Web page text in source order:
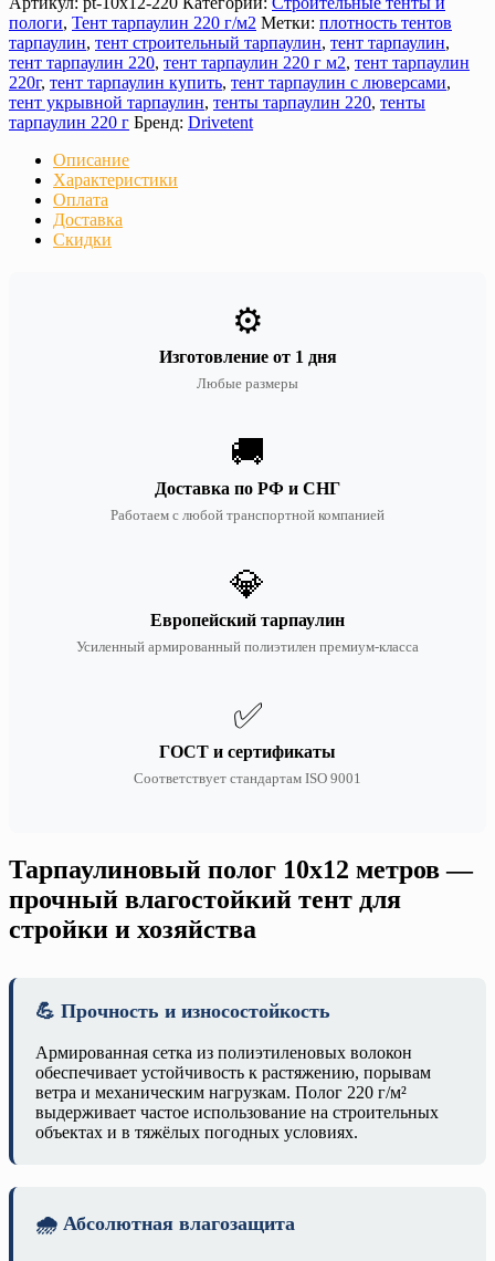
пологи, Тент тарпаулин 220 г/м2 Метки: плотность тентов
тарпаулин, тент строительный тарпаулин, тент тарпаулин,
тент тарпаулин 220, тент тарпаулин 220 г м2, тент тарпаулин
220г, тент тарпаулин купить, тент тарпаулин с люверсами,
тент укрывной тарпаулин, тенты тарпаулин 220, тенты
тарпаулин 220 г Бренд: Drivetent
Описание
Характеристики
Оплата
Доставка
Скидки
⚙️
Изготовление от 1 дня
Любые размеры
🚚
Доставка по РФ и СНГ
Работаем с любой транспортной компанией
💎
Европейский тарпаулин
Усиленный армированный полиэтилен премиум-класса
✅
ГОСТ и сертификаты
Соответствует стандартам ISO 9001
Тарпаулиновый полог 10х12 метров —
прочный влагостойкий тент для
стройки и хозяйства
💪 Прочность и износостойкость
Армированная сетка из полиэтиленовых волокон
обеспечивает устойчивость к растяжению, порывам
ветра и механическим нагрузкам. Полог 220 г/м²
выдерживает частое использование на строительных
объектах и в тяжёлых погодных условиях.
🌧️ Абсолютная влагозащита